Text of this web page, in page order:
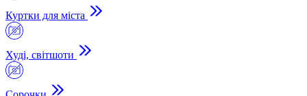
Куртки для міста
Худі, світшоти